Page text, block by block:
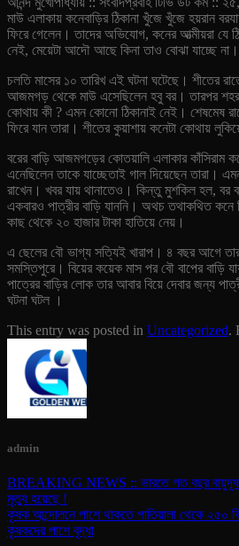
মাউ এলাকায় কনেবাড়ির ঠিকানা খুঁজে খুঁজে হয়রান
ফিরে গেলেন। তাদের অভিযোগ, কনের আত্মীয়রা যে
নেই, মেয়েটা আদৌ আছে কিনা তাও বোঝা যাচ্ছে না।
চলতি মাসের ১০ তারিখ এই ঘটনা ঘটেছে। শীতের
আজমগড় থেকে মাউ এসেছিলেন হবু বর। তারপর
কোথায় কী ? এমন কোনো ঠিকানাই নেই।
ফিরে যান তারা। শীতের কুয়াশায় কনেটা কোথায়
বরের বাড়ি আজমগড়ের কোতয়ালি এলাকার কাঁসিরাম
এনেছিলেন তাকে যাচ্ছেতাই গাল দিয়েছেন তারা।
রাখেন। খবর যায় থানাতেও। কিন্তু মুশকিল হল, বর
একবারও পাত্রীর বাড়ি যাননি। অথচ তথাকথিত কনে
কাছ থেকে ২০ হাজার টাকা হাতিয়ে নেয়।
এ ছেলের বৌ ভাগ্য সত্যিই খারাপ। ৪ বছর আগে তার
সমস্তিপুরে। বিয়ের কয়েক মাস পর বৌ বাপের
পাত্রের বাড়ির লোক তার আবার বিয়ে দেবার জন্য
ঘটনা ঘটল ।
This entry was posted in Uncategorized.
admin
BREAKING NEWS :: ভারতে গত বছর
মৃত্যু হয়েছে !
কৃষক আন্দোলনে পাশে থাকতে পাতিয়ালা থেকে ২৫০
কৃষকদের পাশে বৃদ্ধা